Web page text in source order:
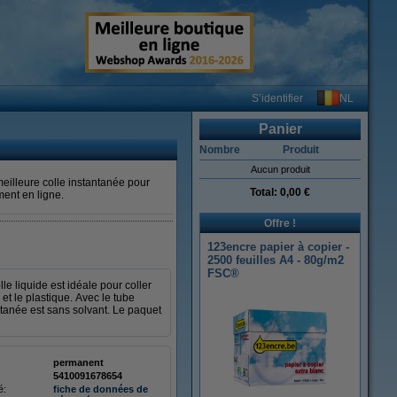
S’identifier NL
colle instantanée pour
en ligne.
liquide est idéale pour coller
le plastique. Avec le tube
est sans solvant. Le paquet
permanent
5410091678654
fiche de données de
Panier
Nombre Produit
Aucun produit
Total: 0,00 €
Offre !
123encre papier à copier -
2500 feuilles A4 - 80g/m2
FSC®